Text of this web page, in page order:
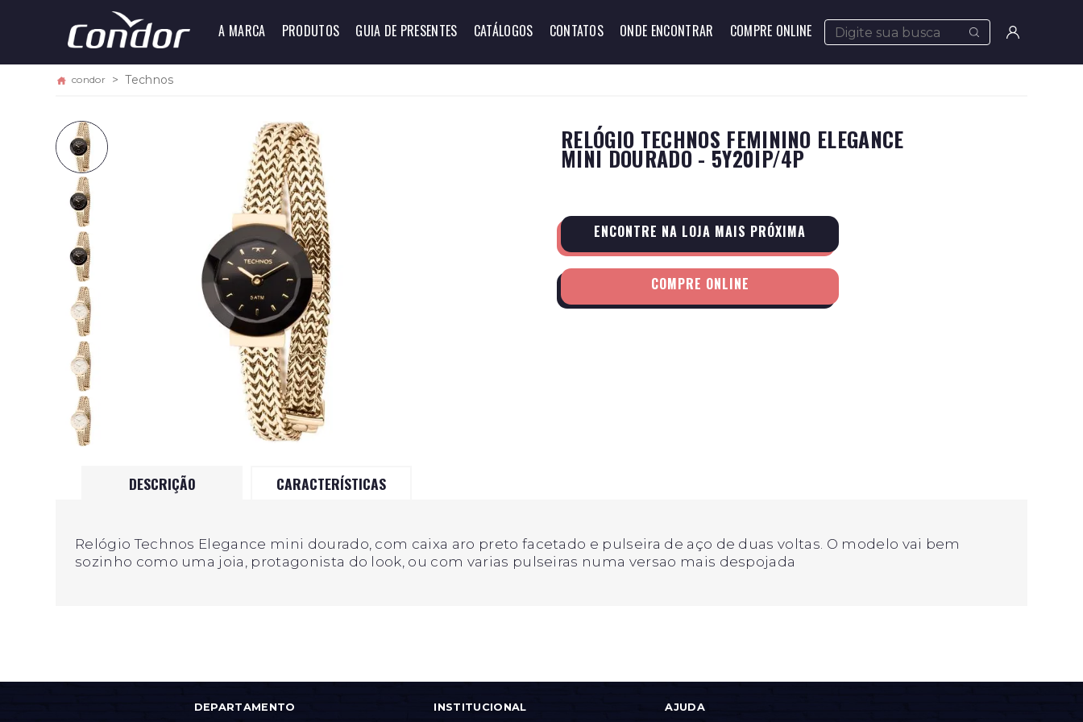
A MARCA PRODUTOS GUIA DE PRESENTES CATÁLOGOS CONTATOS ONDE ENCONTRAR COMPRE ONLINE
condor Technos
RELÓGIO TECHNOS FEMININO ELEGANCE
MINI DOURADO - 5Y20IP/4P
ENCONTRE NA LOJA MAIS PRÓXIMA
COMPRE ONLINE
DESCRIÇÃO CARACTERÍSTICAS
Relógio Technos Elegance mini dourado, com caixa aro preto facetado e pulseira de aço de duas voltas. O modelo vai bem
sozinho como uma joia, protagonista do look, ou com varias pulseiras numa versao mais despojada
DEPARTAMENTO INSTITUCIONAL AJUDA